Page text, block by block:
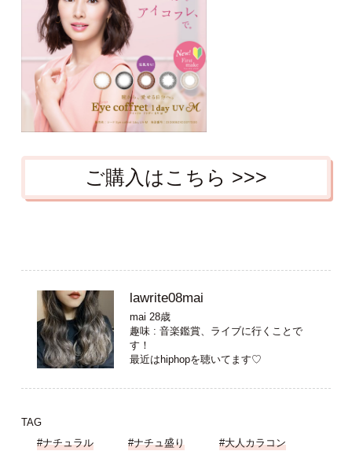
ご購入はこちら >>>
lawrite08mai
mai 28歳
趣味 : 音楽鑑賞、ライブに行くことで
す！
最近はhiphopを聴いてます♡
TAG
#ナチュラル
#ナチュ盛り #大人カラコン